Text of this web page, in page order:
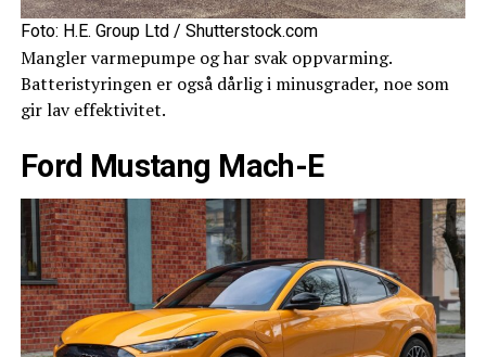
Foto: H.E. Group Ltd / Shutterstock.com
Mangler varmepumpe og har svak oppvarming.
Batteristyringen er også dårlig i minusgrader, noe som
gir lav effektivitet.
Ford Mustang Mach-E